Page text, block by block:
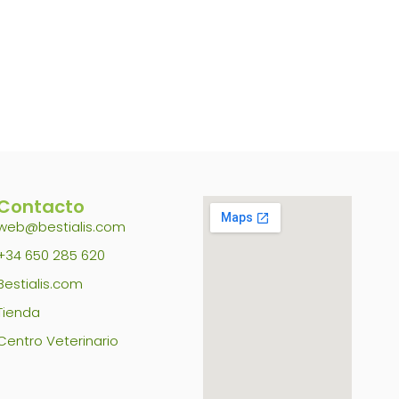
650 285 620
Veterinario